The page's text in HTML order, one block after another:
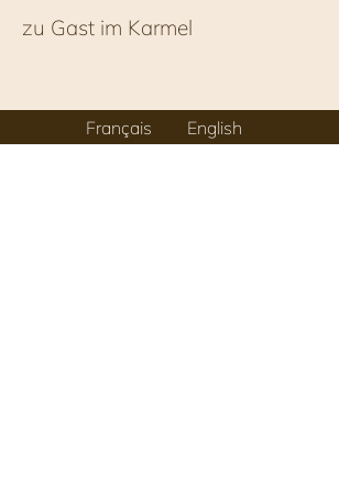
zu Gast im Karmel
Français English